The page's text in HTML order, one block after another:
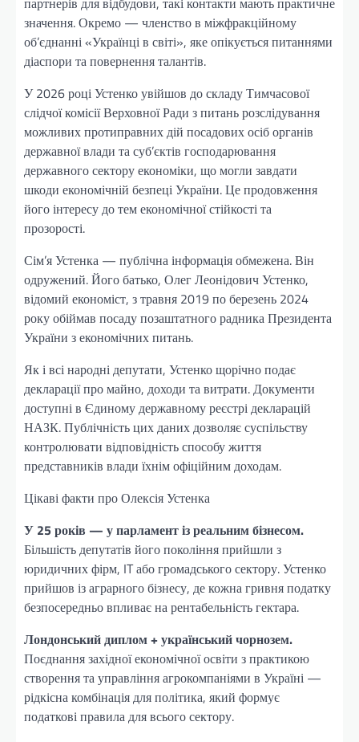
значення. Окремо — членство в міжфракційному
об’єднанні «Українці в світі», яке опікується питаннями
діаспори та повернення талантів.
У 2026 році Устенко увійшов до складу Тимчасової
слідчої комісії Верховної Ради з питань розслідування
можливих протиправних дій посадових осіб органів
державної влади та суб’єктів господарювання
державного сектору економіки, що могли завдати
шкоди економічній безпеці України. Це продовження
його інтересу до тем економічної стійкості та
прозорості.
Сім’я Устенка — публічна інформація обмежена. Він
одружений. Його батько, Олег Леонідович Устенко,
відомий економіст, з травня 2019 по березень 2024
року обіймав посаду позаштатного радника Президента
України з економічних питань.
Як і всі народні депутати, Устенко щорічно подає
декларації про майно, доходи та витрати. Документи
доступні в Єдиному державному реєстрі декларацій
НАЗК. Публічність цих даних дозволяє суспільству
контролювати відповідність способу життя
представників влади їхнім офіційним доходам.
Цікаві факти про Олексія Устенка
У 25 років — у парламент із реальним бізнесом.
Більшість депутатів його покоління прийшли з
юридичних фірм, IT або громадського сектору. Устенко
прийшов із аграрного бізнесу, де кожна гривня податку
безпосередньо впливає на рентабельність гектара.
Лондонський диплом + український чорнозем.
Поєднання західної економічної освіти з практикою
створення та управління агрокомпаніями в Україні —
рідкісна комбінація для політика, який формує
податкові правила для всього сектору.